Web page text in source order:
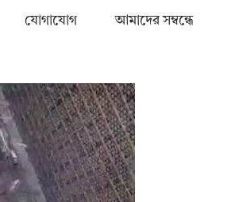
যোগাযোগ আমাদের সম্বন্ধে